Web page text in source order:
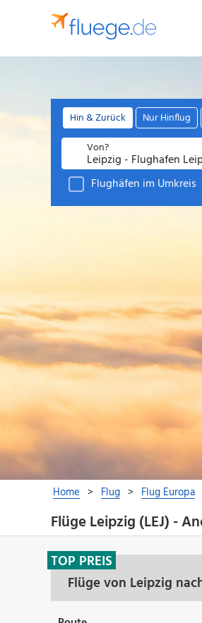
Flüge Leipzig (LEJ) -
Flüge von Leipzig
TOP PREIS